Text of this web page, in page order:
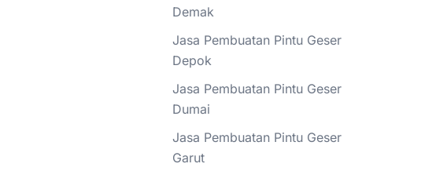
Demak
Jasa Pembuatan Pintu Geser
Depok
Jasa Pembuatan Pintu Geser
Dumai
Jasa Pembuatan Pintu Geser
Garut